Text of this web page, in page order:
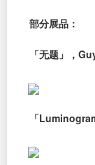
部分展品：
「无题」，
「